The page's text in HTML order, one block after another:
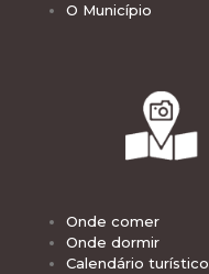
O Município
Onde comer
Onde dormir
Calendário turístico